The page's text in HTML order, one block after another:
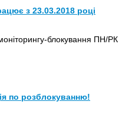
з 23.03.2018 році
блокування ПН/РК
по розблокуванню!